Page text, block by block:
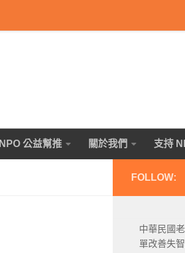
NPO 公益幫推 關於我們 支持
FOLLOW:
中華民國
單改善失